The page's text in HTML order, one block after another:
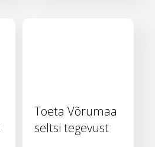
Toeta Võrumaa
seltsi tegevust